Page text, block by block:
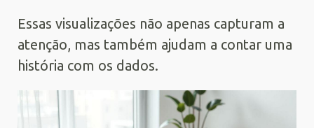
Essas visualizações não apenas capturam a
atenção, mas também ajudam a contar uma
história com os dados.